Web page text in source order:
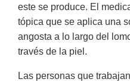
este se produce. El
tópica que se aplica una
angosta a lo largo del
través de la piel.
Las personas que